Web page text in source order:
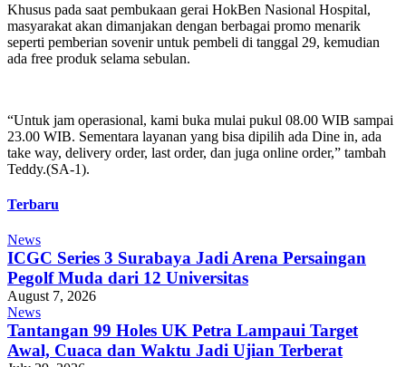
Khusus pada saat pembukaan gerai HokBen Nasional Hospital,
masyarakat akan dimanjakan dengan berbagai promo menarik
seperti pemberian sovenir untuk pembeli di tanggal 29, kemudian
ada free produk selama sebulan.
“Untuk jam operasional, kami buka mulai pukul 08.00 WIB sampai
23.00 WIB. Sementara layanan yang bisa dipilih ada Dine in, ada
take way, delivery order, last order, dan juga online order,” tambah
Teddy.(SA-1).
Terbaru
News
ICGC Series 3 Surabaya Jadi Arena Persaingan
Pegolf Muda dari 12 Universitas
August 7, 2026
News
Tantangan 99 Holes UK Petra Lampaui Target
Awal, Cuaca dan Waktu Jadi Ujian Terberat